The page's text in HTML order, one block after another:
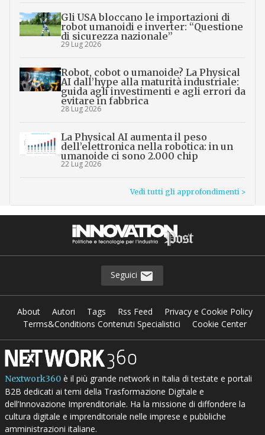
Gli USA bloccano le importazioni di
robot umanoidi e inverter: “Questione
di sicurezza nazionale”
29 Lug 2026
Robot, cobot o umanoide? La Physical
AI dall’hype alla maturità industriale:
guida agli investimenti e agli errori da
evitare in fabbrica
28 Lug 2026
La Physical AI aumenta il peso
dell’elettronica nella robotica: in un
umanoide ci sono 2.000 chip
22 Lug 2026
Vedi tutti gli approfondimenti >
Seguici
About Autori Tags Rss Feed
Privacy e Cookie Policy
Terms&Conditions Contenuti Specialistici
Cookie Center
Nextwork360è il più grande network in Italia di testate e portali
B2B dedicati ai temi della Trasformazione Digitale e
dell’Innovazione Imprenditoriale. Ha la missione di diffondere la
cultura digitale e imprenditoriale nelle imprese e pubbliche
amministrazioni italiane.